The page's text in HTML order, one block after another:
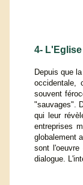
4-
Depuis que
occidentale,
souvent
"sauvages".
qui leur
entreprises
globalement
sont
dialogue.